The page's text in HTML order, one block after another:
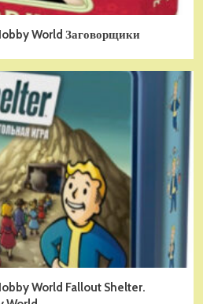
World Заговорщики
World Fallout Shelter.